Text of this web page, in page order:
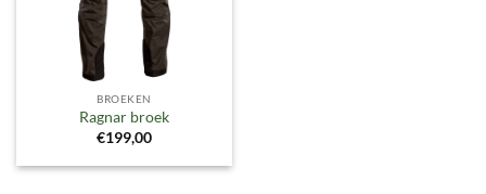
BROEKEN
Ragnar broek
€199,00